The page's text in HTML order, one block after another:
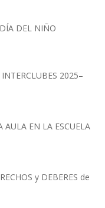
DEL NIÑO
2025–
AULA EN LA ESCUELA
y DEBERES de